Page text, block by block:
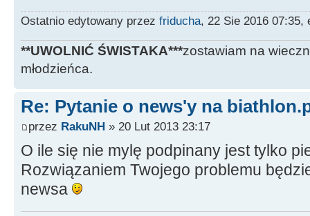
Ostatnio edytowany przez friducha, 22 Sie 2016 07:35,
**UWOLNIĆ ŚWISTAKA***zostawiam na
młodzieńca.
Re: Pytanie o news'y na
przez RakuNH » 20 Lut 2013 23:17
O ile się nie mylę podpinany jest tylko
Rozwiązaniem Twojego problemu
newsa